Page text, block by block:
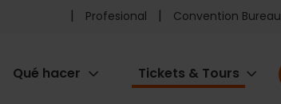
Pre
header
Profesional Convention Bureau
Qué hacer Tickets & Tours